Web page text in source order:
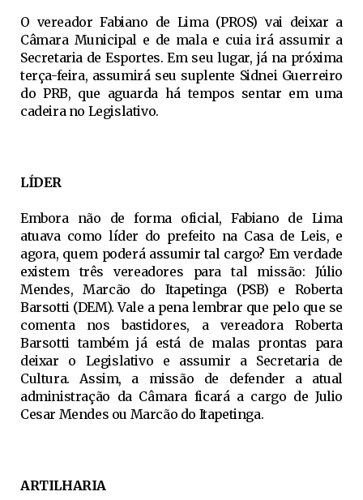
O vereador Fabiano de Lima (PROS) vai deixar a
Câmara Municipal e de mala e cuia irá assumir a
Secretaria de Esportes. Em seu lugar, já na próxima
terça-feira, assumirá seu suplente Sidnei Guerreiro
do PRB, que aguarda há tempos sentar em uma
cadeira no Legislativo.
LÍDER
Embora não de forma oficial, Fabiano de Lima
atuava como líder do prefeito na Casa de Leis, e
agora, quem poderá assumir tal cargo? Em verdade
existem três vereadores para tal missão: Júlio
Mendes, Marcão do Itapetinga (PSB) e Roberta
Barsotti (DEM). Vale a pena lembrar que pelo que se
comenta nos bastidores, a vereadora Roberta
Barsotti também já está de malas prontas para
deixar o Legislativo e assumir a Secretaria de
Cultura. Assim, a missão de defender a atual
administração da Câmara ficará a cargo de Julio
Cesar Mendes ou Marcão do Itapetinga.
ARTILHARIA